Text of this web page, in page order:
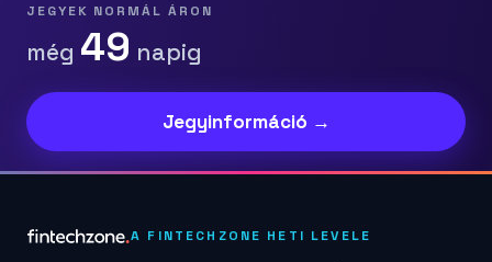
JEGYEK NORMÁL ÁRON
még 49 napig
Jegyinformáció →
A FINTECHZONE HETI LEVELE